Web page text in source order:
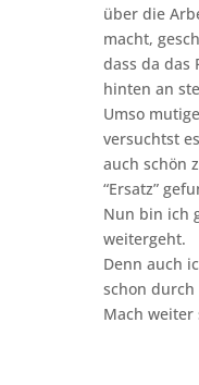
über die
macht,
dass da das
hinten an
Umso
versuchtst
auch schön
“Ersatz”
Nun bin ich
weitergeht.
Denn auch
schon
Mach weiter